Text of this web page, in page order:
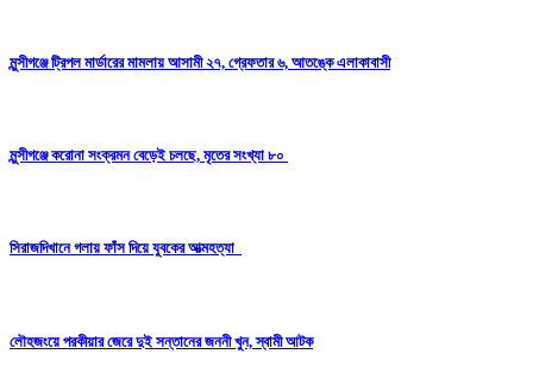
মুন্সীগঞ্জে ট্রিপল মার্ডারের মামলায় আসামী ২৭, গ্রেফতার ৬, আতঙ্কে এলাকাবাসী
মুন্সীগঞ্জে করোনা সংক্রমন বেড়েই চলছে, মৃতের সংখ্যা ৮০
সিরাজদিখানে গলায় ফাঁস দিয়ে যুবকের আত্মহত্যা
লৌহজংয়ে পরকীয়ার জেরে দুই সন্তানের জননী খুন, স্বামী আটক